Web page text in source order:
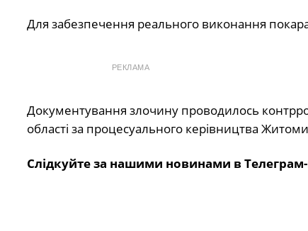
Для забезпечення реального виконання
РЕКЛАМА
Документування злочину проводилось
області за процесуального керівництва
Слідкуйте за нашими новинами в Телеграм-